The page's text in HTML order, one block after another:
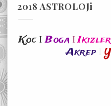
2018 ASTROLOJi
Koc I Boga I
Akrep